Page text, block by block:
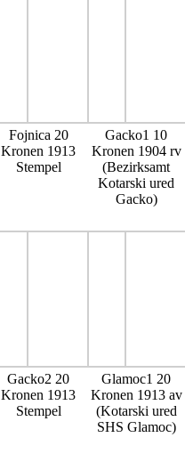
Fojnica 20
Kronen 1913
Stempel
Gacko1 10
Kronen 1904 rv
(Bezirksamt
Kotarski ured
Gacko)
Gacko2 20
Kronen 1913
Stempel
Glamoc1 20
Kronen 1913 av
(Kotarski ured
SHS Glamoc)